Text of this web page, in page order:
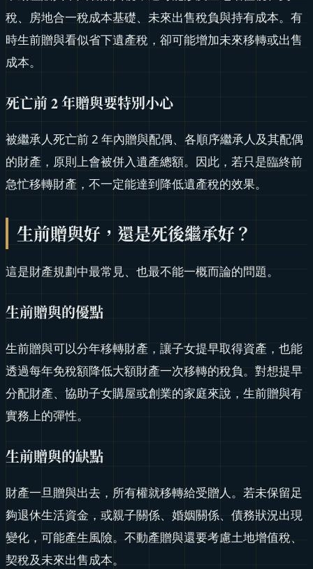
稅、房地合一稅成本基礎、未來出售稅負與持有成本。有
時生前贈與看似省下遺產稅，卻可能增加未來移轉或出售
成本。
死亡前 2 年贈與要特別小心
被繼承人死亡前 2 年內贈與配偶、各順序繼承人及其配偶
的財產，原則上會被併入遺產總額。因此，若只是臨終前
急忙移轉財產，不一定能達到降低遺產稅的效果。
生前贈與好，還是死後繼承好？
這是財產規劃中最常見、也最不能一概而論的問題。
生前贈與的優點
生前贈與可以分年移轉財產，讓子女提早取得資產，也能
透過每年免稅額降低大額財產一次移轉的稅負。對想提早
分配財產、協助子女購屋或創業的家庭來說，生前贈與有
實務上的彈性。
生前贈與的缺點
財產一旦贈與出去，所有權就移轉給受贈人。若未保留足
夠退休生活資金，或親子關係、婚姻關係、債務狀況出現
變化，可能產生風險。不動產贈與還要考慮土地增值稅、
契稅及未來出售成本。